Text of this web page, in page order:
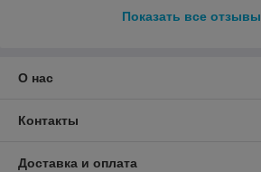
Показать все отзывы
О нас
Контакты
Доставка и оплата